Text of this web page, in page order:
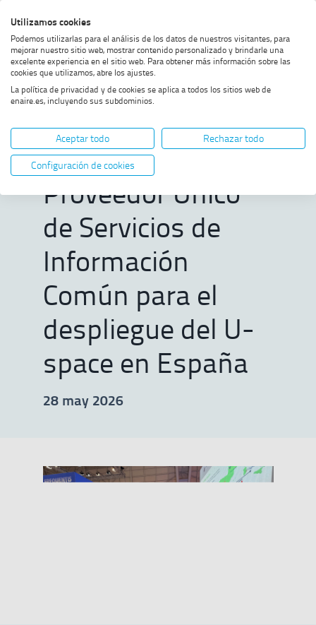
al
menú
al
contenido
al
footer
alto
contraste
Home MOSTRAR OPCIONES DEL CAMINO DE MIGAS
ENAIRE consolida su rol como
Proveedor Único de Servicios de
Información Común para el
despliegue del U-space en
ENAIRE consolida
su rol como
Proveedor Único
de Servicios de
Información
Común para el
despliegue del U-
space en España
28 may 2026
Utilizamos cookies
Podemos utilizarlas para el análisis de los datos de nuestros visitantes, para
mejorar nuestro sitio web, mostrar contenido personalizado y brindarle una
excelente experiencia en el sitio web. Para obtener más información sobre las
cookies que utilizamos, abre los ajustes.
La política de privacidad y de cookies se aplica a todos los sitios web de
enaire.es, incluyendo sus subdominios.
Aceptar todo
Rechazar todo
Configuración de cookies